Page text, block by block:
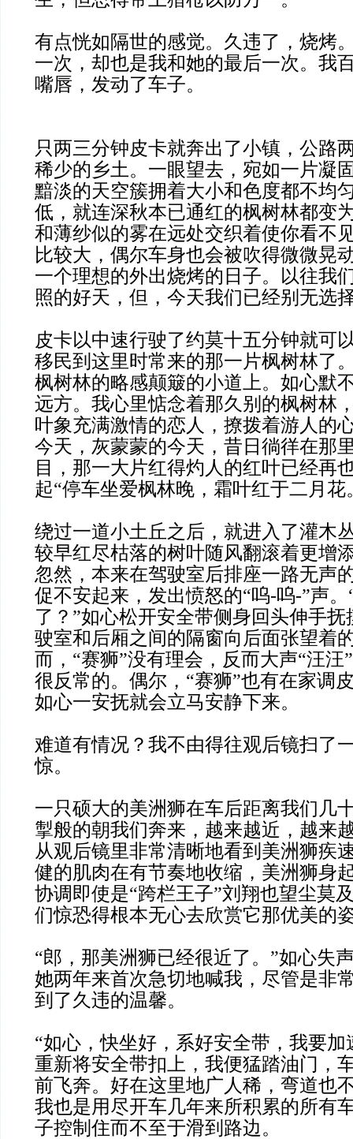
有点恍如隔世的感觉。久违了，烧烤
一次，却也是我和她的最后一次。我
嘴唇，发动了车子。
只两三分钟皮卡就奔出了小镇，公路
稀少的乡土。一眼望去，宛如一片凝
黯淡的天空簇拥着大小和色度都不均
低，就连深秋本已通红的枫树林都变
和薄纱似的雾在远处交织着使你看不
比较大，偶尔车身也会被吹得微微晃
一个理想的外出烧烤的日子。以往我
照的好天，但，今天我们已经别无选
皮卡以中速行驶了约莫十五分钟就可
移民到这里时常来的那一片枫树林了
枫树林的略感颠簸的小道上。如心默
远方。我心里惦念着那久别的枫树林
叶象充满激情的恋人，撩拨着游人的
今天，灰蒙蒙的今天，昔日徜徉在那
目，那一大片红得灼人的红叶已经再
起“停车坐爱枫林晚，霜叶红于二月花
绕过一道小土丘之后，就进入了灌木
较早红尽枯落的树叶随风翻滚着更增
忽然，本来在驾驶室后排座一路无声
促不安起来，发出愤怒的“呜-呜-”声
了？”如心松开安全带侧身回头伸手
驶室和后厢之间的隔窗向后面张望着
而，“赛狮”没有理会，反而大声“汪汪
很反常的。偶尔，“赛狮”也有在家调
如心一安抚就会立马安静下来。
难道有情况？我不由得往观后镜扫了
惊。
一只硕大的美洲狮在车后距离我们几
掣般的朝我们奔来，越来越近，越来
从观后镜里非常清晰地看到美洲狮疾
健的肌肉在有节奏地收缩，美洲狮身
协调即使是“跨栏王子”刘翔也望尘莫
们惊恐得根本无心去欣赏它那优美的
“郎，那美洲狮已经很近了。”如心失
她两年来首次急切地喊我，尽管是非
到了久违的温馨。
“如心，快坐好，系好安全带，我要加
重新将安全带扣上，我便猛踏油门，
前飞奔。好在这里地广人稀，弯道也
我也是用尽开车几年来所积累的所有
子控制住而不至于滑到路边。